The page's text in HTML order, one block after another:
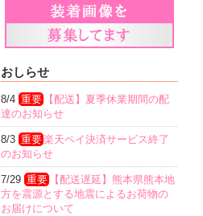
おしらせ
8/4 重要
【配送】夏季休業期間の配
達のお知らせ
8/3 重要楽天ペイ決済サービス終了
のお知らせ
7/29 重要
【配送遅延】熊本県熊本地
方を震源とする地震によるお荷物の
お届けについて